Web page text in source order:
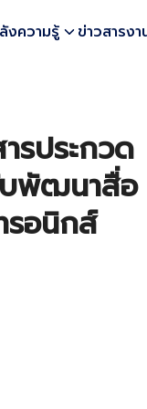
งความรู้ ข่าวสารง
รประกวด
บพัฒนาสื่อ
รอนิกส์